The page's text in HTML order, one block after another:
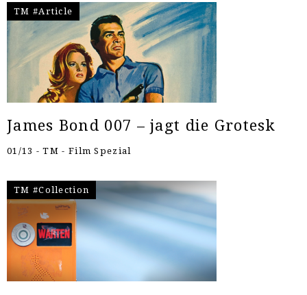
TM #Article
James Bond 007 – jagt die Grotesk
01/13 - TM - Film Spezial
TM #Collection